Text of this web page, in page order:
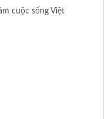
cuộc sống Việt